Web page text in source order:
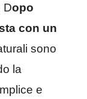
Dopo
con un
sono
la
e